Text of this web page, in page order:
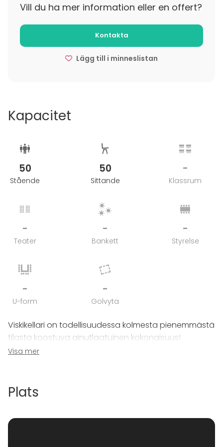
- maanantai - lauantai (klo 16.00-02.00) – 2700€
Vill du ha mer information eller en offert?
Kontakta
Lägg till i minneslistan
Kapacitet
50
Stående
50
Sittande
-
Klassrum
-
Teater
-
Bankett
-
Styrelse
-
U-form
-
Golvyta
Viskikellari on todellisuudessa kolmesta pienemmästä
tilasta koostuva ainutlaatuinen kokonaisuus!
- Tasting hall -kabinetti – 30 hlö
- Sample room -kabinetti – 10 hlö
Visa mer
Plats